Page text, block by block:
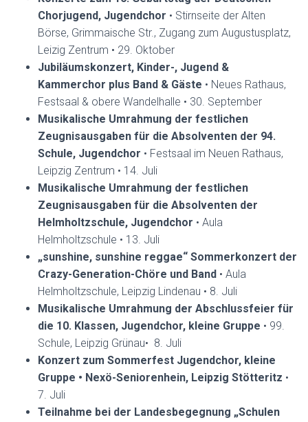
Chorjugend, Jugendchor • Stirnseite der Alten
Börse, Grimmaische Str., Zugang zum Augustusplatz,
Leizig Zentrum • 29. Oktober
Jubiläumskonzert, Kinder-, Jugend &
Kammerchor plus Band & Gäste • Neues Rathaus,
Festsaal & obere Wandelhalle • 30. September
Musikalische Umrahmung der festlichen
Zeugnisausgaben für die Absolventen der 94.
Schule, Jugendchor • Festsaal im Neuen Rathaus,
Leipzig Zentrum • 14. Juli
Musikalische Umrahmung der festlichen
Zeugnisausgaben für die Absolventen der
Helmholtzschule, Jugendchor • Aula
Helmholtzschule • 13. Juli
„sunshine, sunshine reggae“ Sommerkonzert der
Crazy-Generation-Chöre und Band • Aula
Helmholtzschule, Leipzig Lindenau • 8. Juli
Musikalische Umrahmung der Abschlussfeier für
die 10. Klassen, Jugendchor, kleine Gruppe • 99.
Schule, Leipzig Grünau• 8. Juli
Konzert zum Sommerfest Jugendchor, kleine
Gruppe • Nexö-Seniorenhein, Leipzig Stötteritz •
7. Juli
Teilnahme bei der Landesbegegnung „Schulen